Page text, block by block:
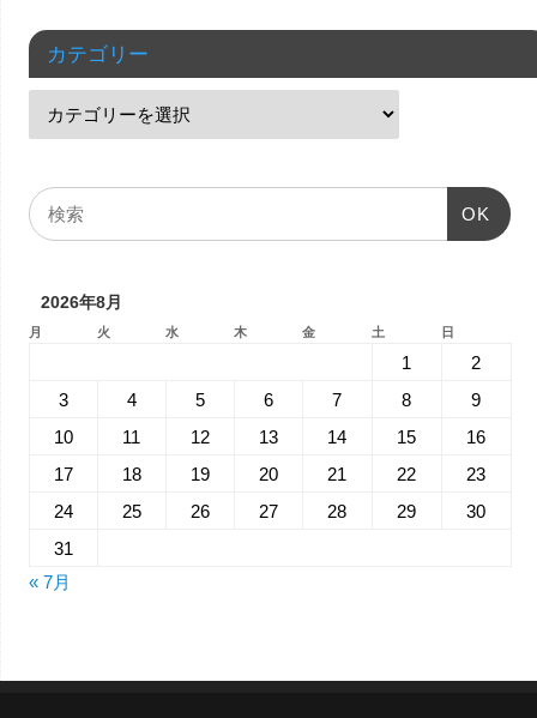
カテゴリー
OK
2026年8月
月 火 水 木 金 土 日
1
2
3
4 5 6 7 8
9
10
11 12 13 14 15
16
17
18 19 20 21 22
23
24
25 26 27 28 29
30
31
« 7月